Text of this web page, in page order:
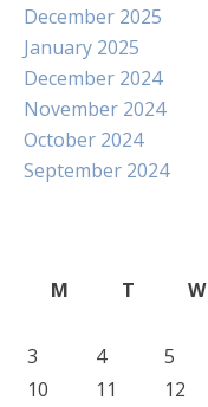
December 2025
January 2025
December 2024
November 2024
October 2024
September 2024
M
T W
3
4 5
10
11 12